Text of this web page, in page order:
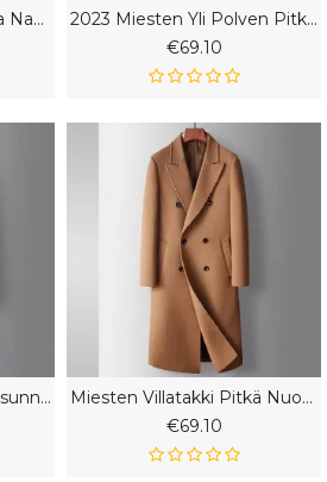
Miesten Villatakki Musta Nappi Pitkä Paksu Tuulitakki
2023 Miesten Yli Polven Pitkä Osa Paksunnettu Lämmin Villatakki Löysä
€69.10
Miesten Takki 2023 Paksunnettu Pitkä Tikattu Tuulitakki Kaksinappia Business
Miesten Villatakki Pitkä Nuorten Yksivärinen Business Trench Takki Kaksirivinen Rento Lämmin
€69.10